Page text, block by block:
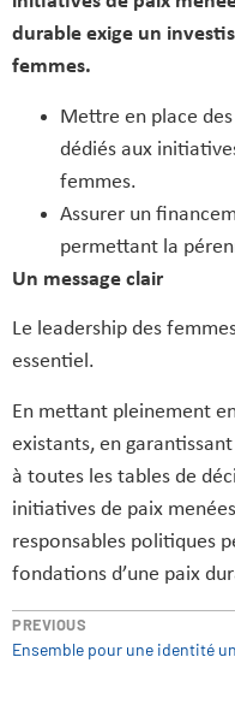
durable exige un
femmes.
Mettre en place
dédiés aux
femmes.
Assurer un
permettant la
Un message clair
Le leadership des
essentiel.
En mettant pleinement
existants, en
à toutes les tables de
initiatives de paix
responsables politiques
fondations d’une paix
PREVIOUS